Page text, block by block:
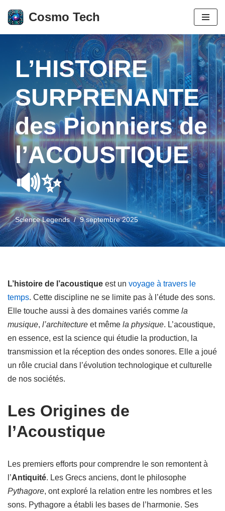
Aller
Cosmo Tech
L’HISTOIRE
SURPRENANTE
des Pionniers de
l’ACOUSTIQUE
🔊✨
Science Legends 9 septembre 2025
L’histoire de l’acoustique est un voyage à travers le
temps. Cette discipline ne se limite pas à l’étude des sons.
Elle touche aussi à des domaines variés comme la
musique, l’architecture et même la physique. L’acoustique,
en essence, est la science qui étudie la production, la
transmission et la réception des ondes sonores. Elle a joué
un rôle crucial dans l’évolution technologique et culturelle
de nos sociétés.
Les Origines de
l’Acoustique
Les premiers efforts pour comprendre le son remontent à
l’Antiquité. Les Grecs anciens, dont le philosophe
Pythagore, ont exploré la relation entre les nombres et les
sons. Pythagore a établi les bases de l’harmonie. Ses